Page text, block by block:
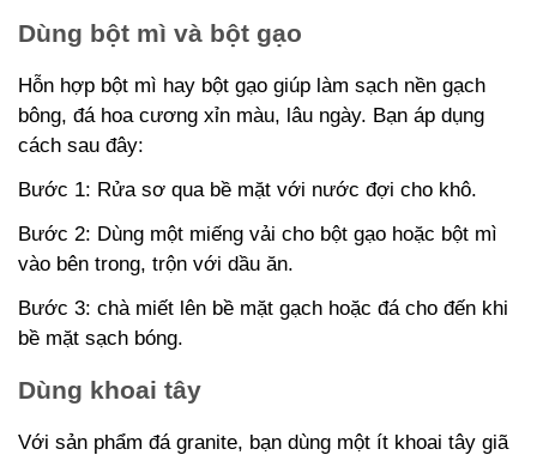
Dùng bột mì và bột gạo
Hỗn hợp bột mì hay bột gạo giúp làm sạch nền gạch
bông, đá hoa cương xỉn màu, lâu ngày. Bạn áp dụng
cách sau đây:
Bước 1: Rửa sơ qua bề mặt với nước đợi cho khô.
Bước 2: Dùng một miếng vải cho bột gạo hoặc bột mì
vào bên trong, trộn với dầu ăn.
Bước 3: chà miết lên bề mặt gạch hoặc đá cho đến khi
bề mặt sạch bóng.
Dùng khoai tây
Với sản phẩm đá granite, bạn dùng một ít khoai tây giã